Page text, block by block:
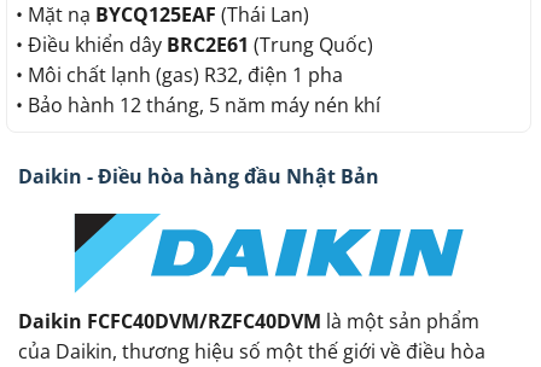
• Mặt nạ BYCQ125EAF (Thái Lan)
• Điều khiển dây BRC2E61 (Trung Quốc)
• Môi chất lạnh (gas) R32, điện 1 pha
• Bảo hành 12 tháng, 5 năm máy nén khí
Daikin - Điều hòa hàng đầu Nhật Bản
Daikin FCFC40DVM/RZFC40DVM là một sản phẩm
của Daikin, thương hiệu số một thế giới về điều hòa